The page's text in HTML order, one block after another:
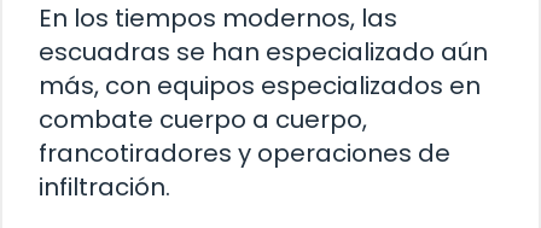
En los tiempos modernos, las
escuadras se han especializado aún
más, con equipos especializados en
combate cuerpo a cuerpo,
francotiradores y operaciones de
infiltración.